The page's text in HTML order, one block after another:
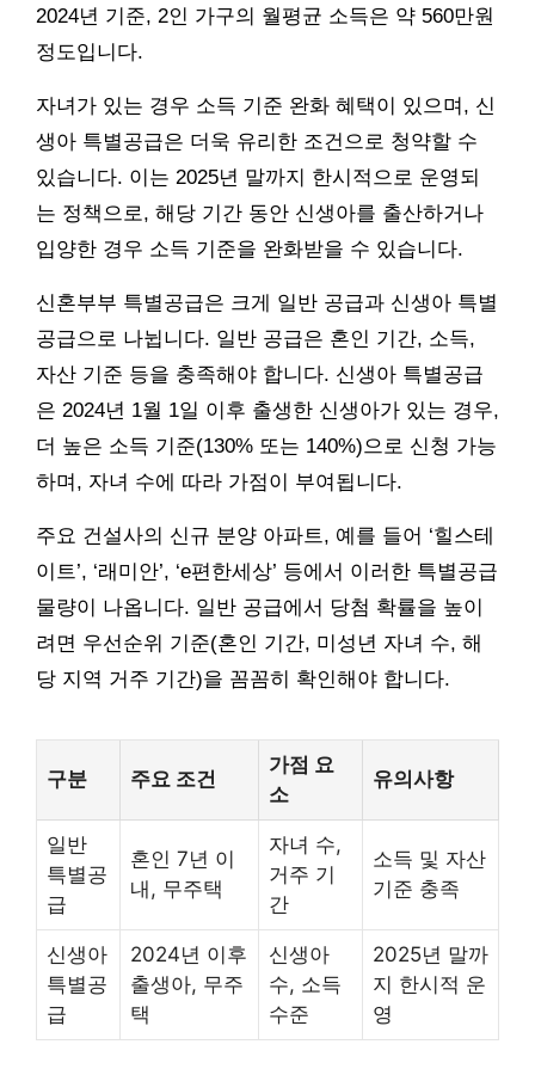
2024년 기준, 2인 가구의 월평균 소득은 약 560만원
정도입니다.
자녀가 있는 경우 소득 기준 완화 혜택이 있으며, 신
생아 특별공급은 더욱 유리한 조건으로 청약할 수
있습니다. 이는 2025년 말까지 한시적으로 운영되
는 정책으로, 해당 기간 동안 신생아를 출산하거나
입양한 경우 소득 기준을 완화받을 수 있습니다.
신혼부부 특별공급은 크게 일반 공급과 신생아 특별
공급으로 나뉩니다. 일반 공급은 혼인 기간, 소득,
자산 기준 등을 충족해야 합니다. 신생아 특별공급
은 2024년 1월 1일 이후 출생한 신생아가 있는 경우,
더 높은 소득 기준(130% 또는 140%)으로 신청 가능
하며, 자녀 수에 따라 가점이 부여됩니다.
주요 건설사의 신규 분양 아파트, 예를 들어 ‘힐스테
이트’, ‘래미안’, ‘e편한세상’ 등에서 이러한 특별공급
물량이 나옵니다. 일반 공급에서 당첨 확률을 높이
려면 우선순위 기준(혼인 기간, 미성년 자녀 수, 해
당 지역 거주 기간)을 꼼꼼히 확인해야 합니다.
구분 주요 조건
가점 요
소
유의사항
일반
특별공
급
혼인 7년 이
내, 무주택
자녀 수,
거주 기
간
소득 및 자산
기준 충족
신생아
특별공
급
2024년 이후
출생아, 무주
택
신생아
수, 소득
수준
2025년 말까
지 한시적 운
영